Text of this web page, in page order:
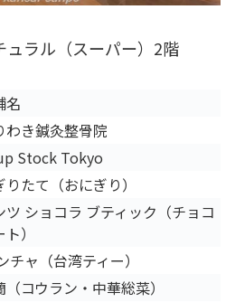
ラル（スーパー）2階
名
わき鍼灸整骨院
Stock Tokyo
りたて（おにぎり）
ツ ショコラ ブティック（チョコ
）
チャ（台湾ティー）
（コウラン・中華総菜）